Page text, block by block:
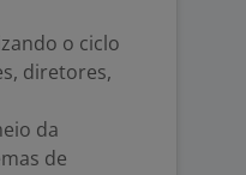
o ciclo
diretores,
da
de